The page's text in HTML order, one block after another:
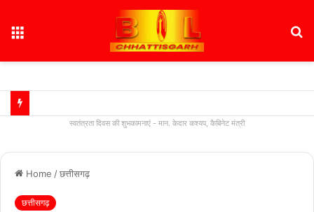
स्वतंत्रता दिवस की शुभकामनाएं - मान. केदार कश्यप, कैबिनेट मंत्री
Home /छत्तीसगढ़
छत्तीसगढ़